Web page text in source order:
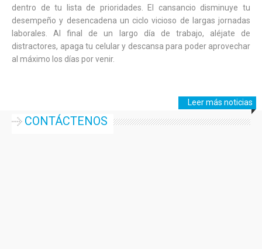
dentro de tu lista de prioridades. El cansancio disminuye tu
desempeño y desencadena un ciclo vicioso de largas jornadas
laborales. Al final de un largo día de trabajo, aléjate de
distractores, apaga tu celular y descansa para poder aprovechar
al máximo los días por venir.
Leer más noticias
CONTÁCTENOS